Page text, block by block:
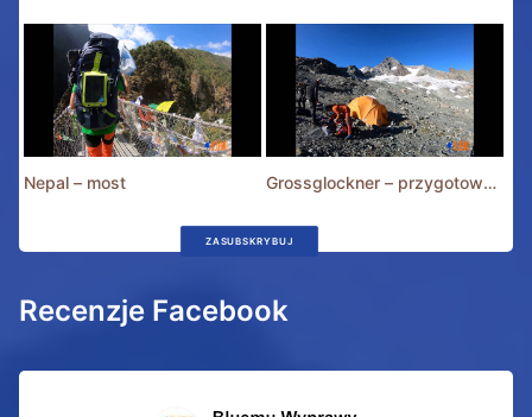
Nepal – most Grossglockner – przygotowania
ZASUBSKRYBUJ
Recenzje Facebook